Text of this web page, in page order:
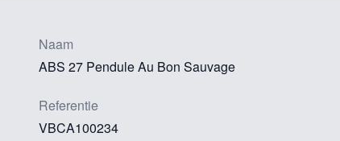
Naam
ABS 27 Pendule Au Bon Sauvage
Referentie
VBCA100234